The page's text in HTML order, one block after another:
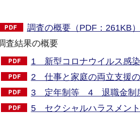
調査の概要（PDF：261KB）
査結果の概要
1 新型コロナウイルス感染
2 仕事と家庭の両立支援の
3 定年制等 4 退職金制度
5 セクシャルハラスメント